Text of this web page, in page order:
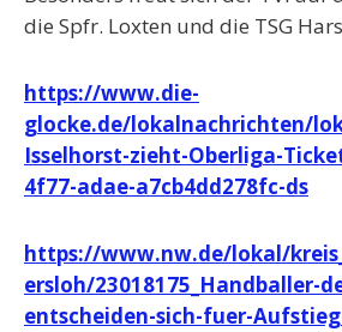
die Spfr. Loxten und die TSG
https://www.die-
glocke.de/lokalnachrichten/
Isselhorst-zieht-Oberliga-
4f77-adae-a7cb4dd278fc-ds
https://www.nw.de/lokal/
ersloh/23018175_Handballer-
entscheiden-sich-fuer-